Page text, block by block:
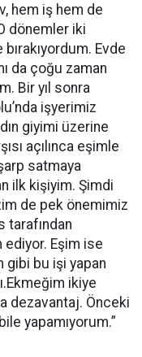
hem iş hem de
dönemler iki
Evde
da çoğu zaman
Bir yıl sonra
işyerimiz
giyimi üzerine
açılınca eşimle
satmaya
ilk kişiyim. Şimdi
de pek önemimiz
tarafından
ediyor. Eşim ise
gibi bu işi yapan
ikiye
dezavantaj. Önceki
yapamıyorum.”